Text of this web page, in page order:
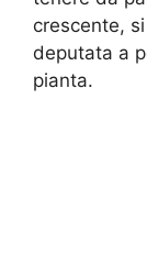
crescente,
deputata a
pianta.